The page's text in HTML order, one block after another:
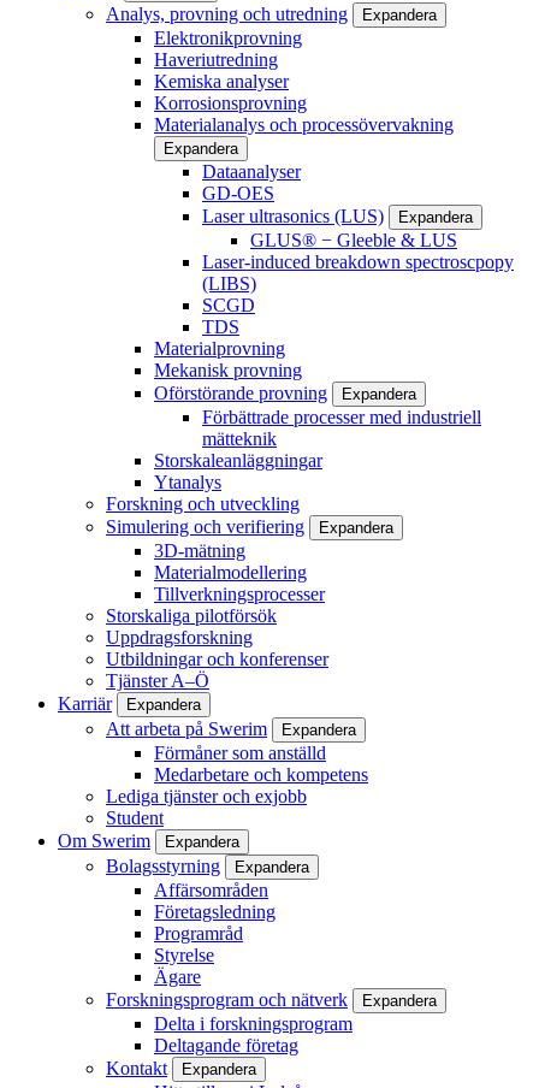
Analys, provning och utredning Expandera
Elektronikprovning
Haveriutredning
Kemiska analyser
Korrosionsprovning
Materialanalys och processövervakning
Expandera
Dataanalyser
GD-OES
Laser ultrasonics (LUS)
Expandera
GLUS® − Gleeble & LUS
Laser-induced breakdown spectroscpopy
(LIBS)
SCGD
TDS
Materialprovning
Mekanisk provning
Oförstörande provning
Expandera
Förbättrade processer med industriell
mätteknik
Storskaleanläggningar
Ytanalys
Forskning och utveckling
Simulering och verifiering
Expandera
3D-mätning
Materialmodellering
Tillverkningsprocesser
Storskaliga pilotförsök
Uppdragsforskning
Utbildningar och konferenser
Tjänster A–Ö
Karriär
Expandera
Att arbeta på Swerim Expandera
Förmåner som anställd
Medarbetare och kompetens
Lediga tjänster och exjobb
Student
Om Swerim
Expandera
Bolagsstyrning Expandera
Affärsområden
Företagsledning
Programråd
Styrelse
Ägare
Forskningsprogram och nätverk
Expandera
Delta i forskningsprogram
Deltagande företag
Kontakt
Expandera